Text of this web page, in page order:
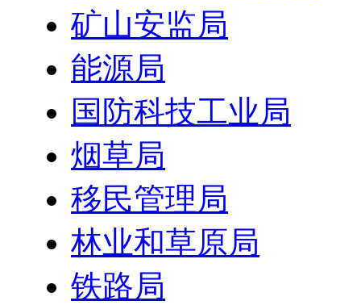
矿山安监局
能源局
国防科技工业局
烟草局
移民管理局
林业和草原局
铁路局